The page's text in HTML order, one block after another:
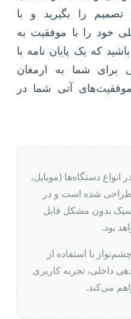
تصمیم را بگیرید و با
خود را با موفقیت به
که یک پایان نامه با
برای شما به ارمغان
آتی شما در
انواع دستگاه‌ها (موبایل،
طراحی شده است و در
بدون مشکل قابل
بود.
با استفاده از
داخلی، تجربه کاربری
می‌کند.